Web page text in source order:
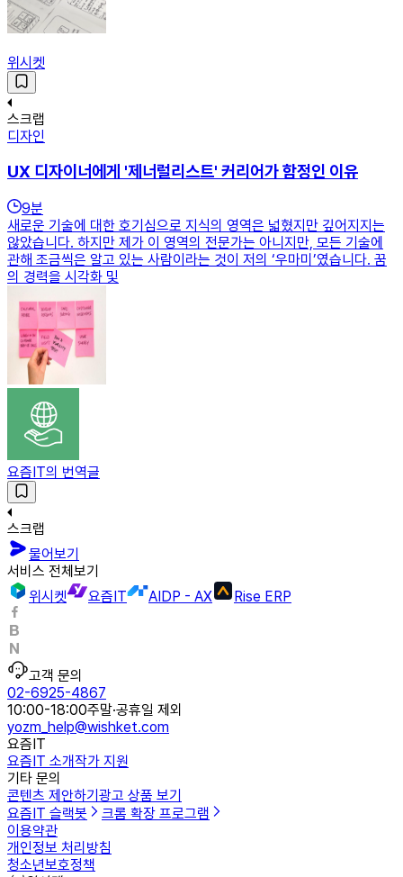
위시켓
스크랩
디자인
UX 디자이너에게 '제너럴리스트' 커리어가 함정인 이유
9분
새로운 기술에 대한 호기심으로 지식의 영역은 넓혔지만 깊어지지는
않았습니다. 하지만 제가 이 영역의 전문가는 아니지만, 모든 기술에
관해 조금씩은 알고 있는 사람이라는 것이 저의 ‘우마미’였습니다. 꿈
의 경력을 시각화 및
요즘IT의 번역글
스크랩
물어보기
서비스 전체보기
위시켓
요즘IT AIDP - AX Rise ERP
고객 문의
02-6925-4867
10:00-18:00주말·공휴일 제외
yozm_help@wishket.com
요즘IT
요즘IT 소개작가 지원
기타 문의
콘텐츠 제안하기 광고 상품 보기
요즘IT 슬랙봇
크롬 확장 프로그램
이용약관
개인정보 처리방침
청소년보호정책